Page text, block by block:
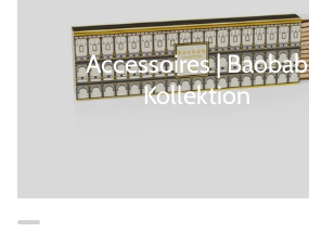
Accessoires | Baobab
Kollektion